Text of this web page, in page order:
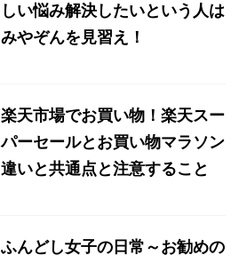
しい悩み解決したいという人は
みやぞんを見習え！
楽天市場でお買い物！楽天スー
パーセールとお買い物マラソン
違いと共通点と注意すること
ふんどし女子の日常～お勧めの